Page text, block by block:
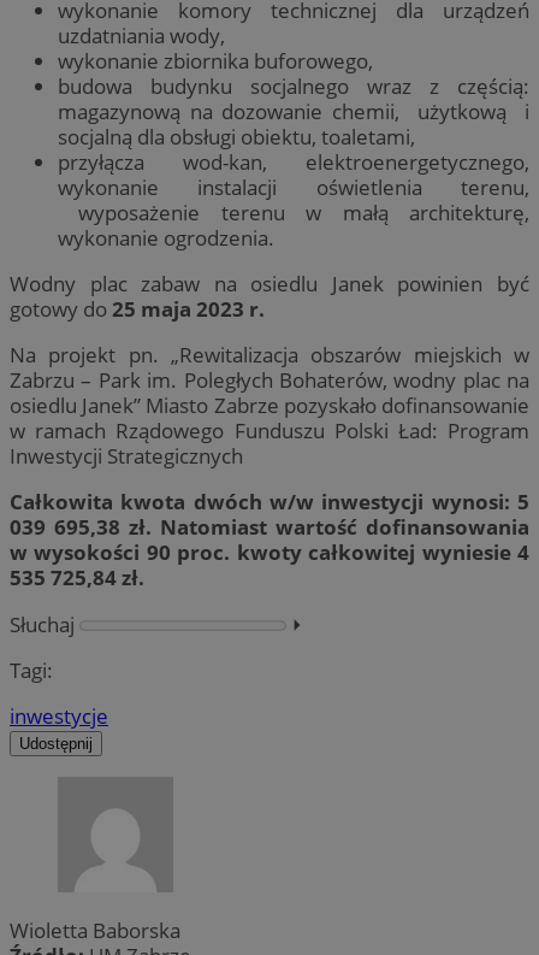
wykonanie komory technicznej dla urządzeń
uzdatniania wody,
wykonanie zbiornika buforowego,
budowa budynku socjalnego wraz z częścią:
magazynową na dozowanie chemii, użytkową i
socjalną dla obsługi obiektu, toaletami,
przyłącza wod-kan, elektroenergetycznego,
wykonanie instalacji oświetlenia terenu,
wyposażenie terenu w małą architekturę,
wykonanie ogrodzenia.
Wodny plac zabaw na osiedlu Janek powinien być
gotowy do25 maja 2023 r.
Na projekt pn. „Rewitalizacja obszarów miejskich w
Zabrzu – Park im. Poległych Bohaterów, wodny plac na
osiedlu Janek” Miasto Zabrze pozyskało dofinansowanie
w ramach Rządowego Funduszu Polski Ład: Program
Inwestycji Strategicznych
Całkowita kwota dwóch w/w inwestycji wynosi: 5
039 695,38 zł. Natomiast wartość dofinansowania
w wysokości 90 proc. kwoty całkowitej wyniesie 4
535 725,84 zł.
Słuchaj
⏵︎
Tagi:
inwestycje
Udostępnij
Wioletta Baborska